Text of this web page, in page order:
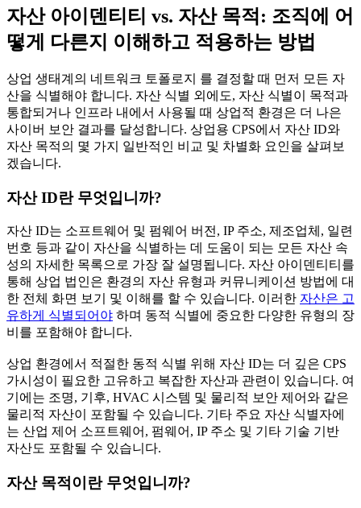
자산 아이덴티티 vs. 자산 목적: 조직에 어
떻게 다른지 이해하고 적용하는 방법
상업 생태계의 네트워크 토폴로지 를 결정할 때 먼저 모든 자
산을 식별해야 합니다. 자산 식별 외에도, 자산 식별이 목적과
통합되거나 인프라 내에서 사용될 때 상업적 환경은 더 나은
사이버 보안 결과를 달성합니다. 상업용 CPS에서 자산 ID와
자산 목적의 몇 가지 일반적인 비교 및 차별화 요인을 살펴보
겠습니다.
자산 ID란 무엇입니까?
자산 ID는 소프트웨어 및 펌웨어 버전, IP 주소, 제조업체, 일련
번호 등과 같이 자산을 식별하는 데 도움이 되는 모든 자산 속
성의 자세한 목록으로 가장 잘 설명됩니다. 자산 아이덴티티를
통해 상업 법인은 환경의 자산 유형과 커뮤니케이션 방법에 대
한 전체 화면 보기 및 이해를 할 수 있습니다. 이러한 자산은 고
유하게 식별되어야 하며 동적 식별에 중요한 다양한 유형의 장
비를 포함해야 합니다.
상업 환경에서 적절한 동적 식별 위해 자산 ID는 더 깊은 CPS
가시성이 필요한 고유하고 복잡한 자산과 관련이 있습니다. 여
기에는 조명, 기후, HVAC 시스템 및 물리적 보안 제어와 같은
물리적 자산이 포함될 수 있습니다. 기타 주요 자산 식별자에
는 산업 제어 소프트웨어, 펌웨어, IP 주소 및 기타 기술 기반
자산도 포함될 수 있습니다.
자산 목적이란 무엇입니까?